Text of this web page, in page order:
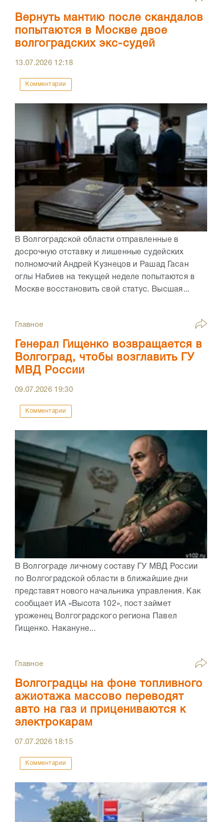
Вернуть мантию после скандалов
попытаются в Москве двое
волгоградских экс-судей
13.07.2026 12:18
Комментарии
В Волгоградской области отправленные в
досрочную отставку и лишенные судейских
полномочий Андрей Кузнецов и Рашад Гасан
оглы Набиев на текущей неделе попытаются в
Москве восстановить свой статус. Высшая...
Главное
Генерал Гищенко возвращается в
Волгоград, чтобы возглавить ГУ
МВД России
09.07.2026 19:30
Комментарии
В Волгограде личному составу ГУ МВД России
по Волгоградской области в ближайшие дни
представят нового начальника управления. Как
сообщает ИА «Высота 102», пост займет
уроженец Волгоградского региона Павел
Гищенко. Накануне...
Главное
Волгоградцы на фоне топливного
ажиотажа массово переводят
авто на газ и прицениваются к
электрокарам
07.07.2026 18:15
Комментарии